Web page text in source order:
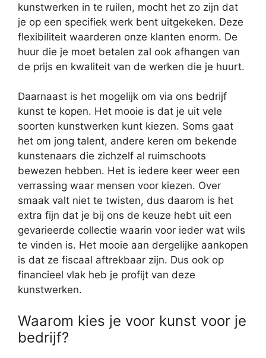
kunstwerken in te ruilen, mocht het zo zijn dat
je op een specifiek werk bent uitgekeken. Deze
flexibiliteit waarderen onze klanten enorm. De
huur die je moet betalen zal ook afhangen van
de prijs en kwaliteit van de werken die je huurt.
Daarnaast is het mogelijk om via ons bedrijf
kunst te kopen. Het mooie is dat je uit vele
soorten kunstwerken kunt kiezen. Soms gaat
het om jong talent, andere keren om bekende
kunstenaars die zichzelf al ruimschoots
bewezen hebben. Het is iedere keer weer een
verrassing waar mensen voor kiezen. Over
smaak valt niet te twisten, dus daarom is het
extra fijn dat je bij ons de keuze hebt uit een
gevarieerde collectie waarin voor ieder wat wils
te vinden is. Het mooie aan dergelijke aankopen
is dat ze fiscaal aftrekbaar zijn. Dus ook op
financieel vlak heb je profijt van deze
kunstwerken.
Waarom kies je voor kunst voor je
bedrijf?